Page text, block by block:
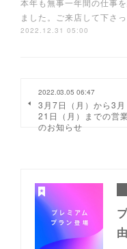
本年も無事一年間の仕事
ました。ご来店して下さ
2022.12.31 05:00
2022.03.05 06:47
3月7日（月）から3月
21日（月）までの営
のお知らせ